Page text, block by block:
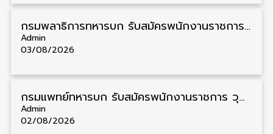
กรมพลาธิการทหารบก รับสมัครพนักงานราชการ วุฒิ ม.3/ม.6/ปวช. 66 อัตรา รับสมัคร 10 – 17 สิงหาคม
Admin
03/08/2026
กรมแพทย์ทหารบก รับสมัครพนักงานราชการ วุฒิ ม.3/ม.6/ปวช./ปวท./ปวส. 6 อัตรา รับสมัคร 3 – 7 สิงหาคม
Admin
02/08/2026